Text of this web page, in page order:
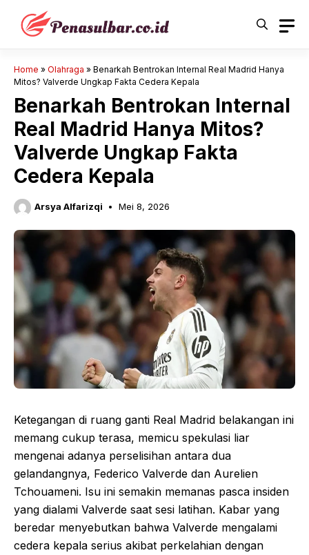
Langsung
Home » Olahraga » Benarkah Bentrokan Internal Real Madrid Hanya
Mitos? Valverde Ungkap Fakta Cedera Kepala
Benarkah Bentrokan Internal
Real Madrid Hanya Mitos?
Valverde Ungkap Fakta
Cedera Kepala
Arsya Alfarizqi Mei 8, 2026
Ketegangan di ruang ganti Real Madrid belakangan ini
memang cukup terasa, memicu spekulasi liar
mengenai adanya perselisihan antara dua
gelandangnya, Federico Valverde dan Aurelien
Tchouameni. Isu ini semakin memanas pasca insiden
yang dialami Valverde saat sesi latihan. Kabar yang
beredar menyebutkan bahwa Valverde mengalami
cedera kepala serius akibat perkelahian dengan